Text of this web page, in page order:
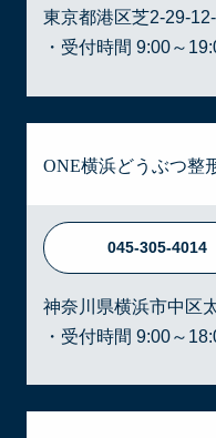
東京都港区芝2-29-
・受付時間 9:00～
ONE横浜どうぶつ整
045-305-4014
神奈川県横浜市中区
・受付時間 9:00～